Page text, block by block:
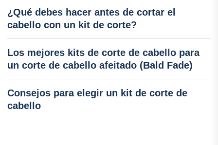
¿Qué debes hacer antes de cortar el
cabello con un kit de corte?
Los mejores kits de corte de cabello para
un corte de cabello afeitado (Bald Fade)
Consejos para elegir un kit de corte de
cabello